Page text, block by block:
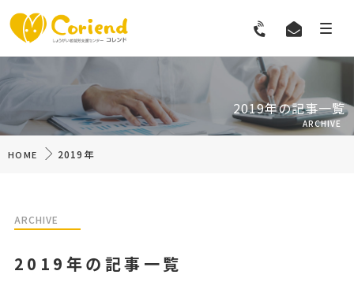
2019年の記事一覧
ARCHIVE
HOME 2019年
2019年の記事一覧
ARCHIVE